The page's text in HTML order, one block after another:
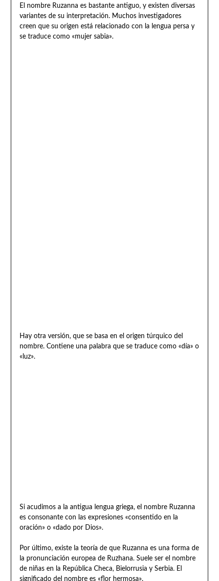
El nombre Ruzanna es bastante antiguo, y existen diversas
variantes de su interpretación. Muchos investigadores
creen que su origen está relacionado con la lengua persa y
se traduce como «mujer sabia».
Hay otra versión, que se basa en el origen túrquico del
nombre. Contiene una palabra que se traduce como «día» o
«luz».
Si acudimos a la antigua lengua griega, el nombre Ruzanna
es consonante con las expresiones «consentido en la
oración» o «dado por Dios».
Por último, existe la teoría de que Ruzanna es una forma de
la pronunciación europea de Ruzhana. Suele ser el nombre
de niñas en la República Checa, Bielorrusia y Serbia. El
significado del nombre es «flor hermosa».